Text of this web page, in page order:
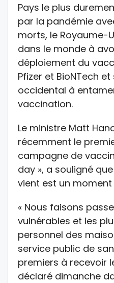
Pays le plus
par la pandémie
morts, le Royaume-
dans le monde à
déploiement du
Pfizer et BioNTech
occidental à
vaccination.
Le ministre Matt
récemment le
campagne de
day », a souligné
vient est un moment
« Nous faisons
vulnérables et les
personnel des
service public de
premiers à recevoir
déclaré dimanche